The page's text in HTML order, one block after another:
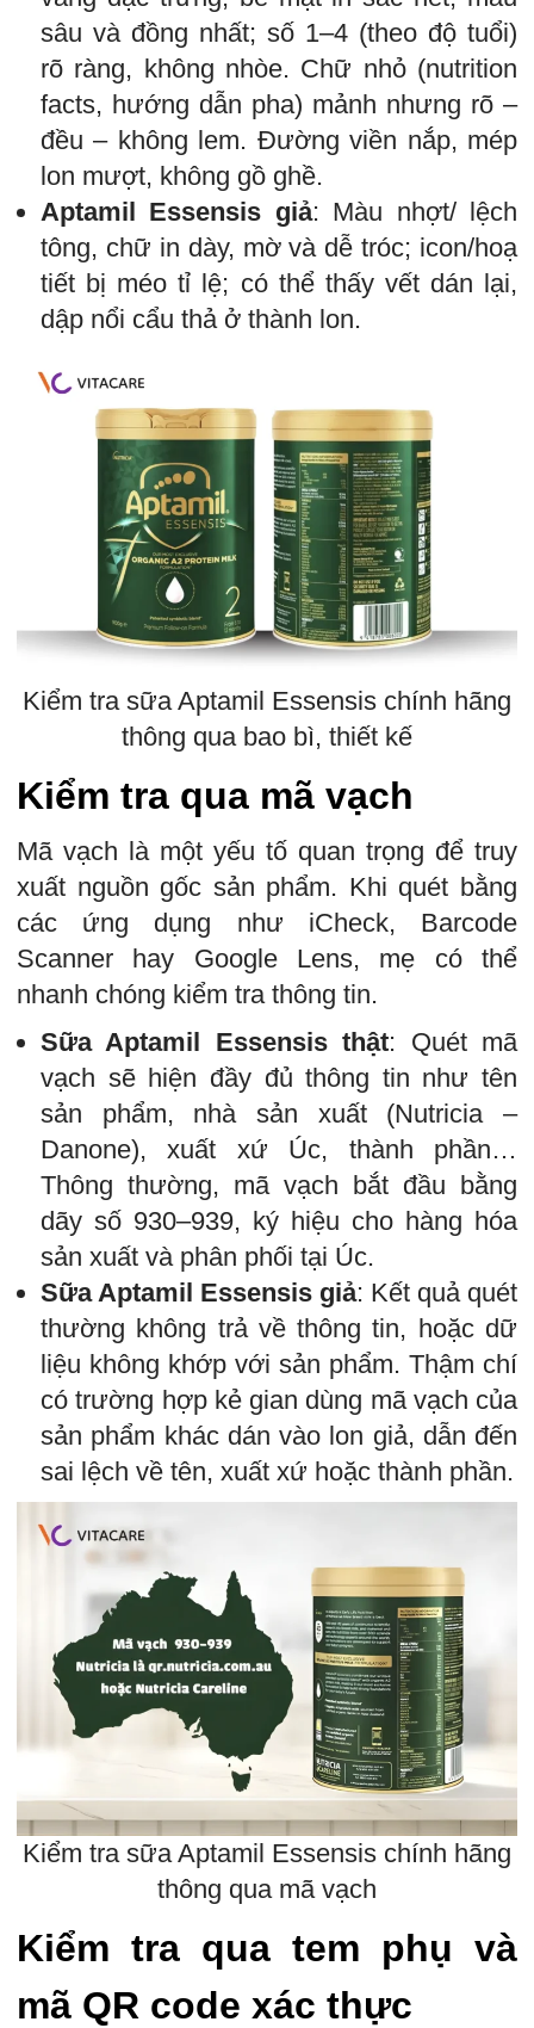
sâu và đồng nhất; số 1–4 (theo độ tuổi)
rõ ràng, không nhòe. Chữ nhỏ (nutrition
facts, hướng dẫn pha) mảnh nhưng rõ –
đều – không lem. Đường viền nắp, mép
lon mượt, không gồ ghề.
Aptamil Essensis giả: Màu nhợt/ lệch
tông, chữ in dày, mờ và dễ tróc; icon/hoạ
tiết bị méo tỉ lệ; có thể thấy vết dán lại,
dập nổi cẩu thả ở thành lon.
Kiểm tra sữa Aptamil Essensis chính hãng
thông qua bao bì, thiết kế
Kiểm tra qua mã vạch
Mã vạch là một yếu tố quan trọng để truy
xuất nguồn gốc sản phẩm. Khi quét bằng
các ứng dụng như iCheck, Barcode
Scanner hay Google Lens, mẹ có thể
nhanh chóng kiểm tra thông tin.
Sữa Aptamil Essensis thật: Quét mã
vạch sẽ hiện đầy đủ thông tin như tên
sản phẩm, nhà sản xuất (Nutricia –
Danone), xuất xứ Úc, thành phần…
Thông thường, mã vạch bắt đầu bằng
dãy số 930–939, ký hiệu cho hàng hóa
sản xuất và phân phối tại Úc.
Sữa Aptamil Essensis giả: Kết quả quét
thường không trả về thông tin, hoặc dữ
liệu không khớp với sản phẩm. Thậm chí
có trường hợp kẻ gian dùng mã vạch của
sản phẩm khác dán vào lon giả, dẫn đến
sai lệch về tên, xuất xứ hoặc thành phần.
Kiểm tra sữa Aptamil Essensis chính hãng
thông qua mã vạch
Kiểm tra qua tem phụ và
mã QR code xác thực